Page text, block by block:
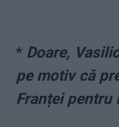
* Doare,
pe motiv că
Franței pentru